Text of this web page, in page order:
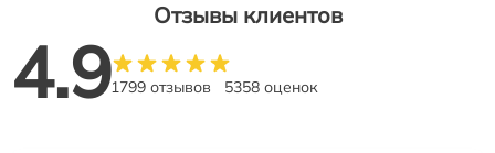
Отзывы клиентов
4.91799 отзывов 5358 оценок